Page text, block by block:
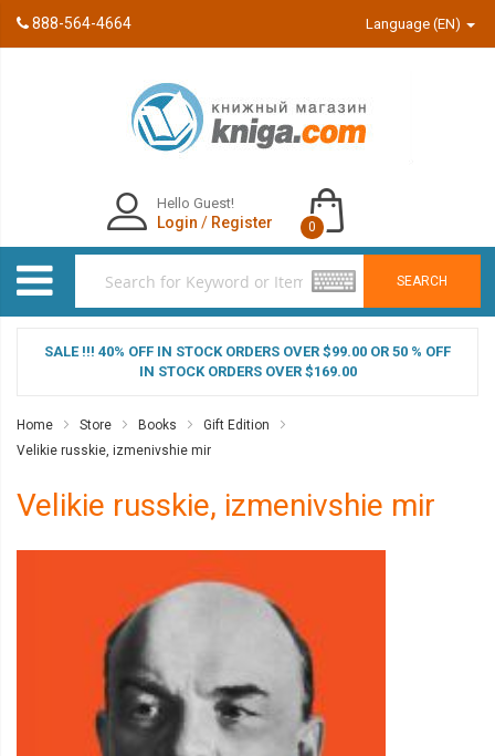
888-564-4664 Language (EN)
SEARCH
Hello Guest!
Login / Register 0
SALE !!! 40% OFF IN STOCK ORDERS OVER $99.00 OR 50 % OFF
IN STOCK ORDERS OVER $169.00
Home Store Books
Gift Edition
Velikie russkie, izmenivshie mir
Velikie russkie, izmenivshie mir